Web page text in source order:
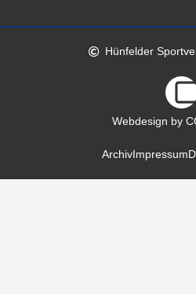
Hünfelder
Webdesign by
ArchivImpressum